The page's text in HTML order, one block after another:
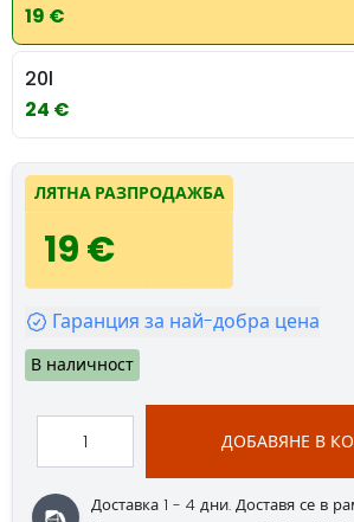
19 €
20l
24 €
ЛЯТНА РАЗПРОДАЖБА
19 €
Гаранция за най-добра цена
В наличност
ДОБАВЯНЕ В
Доставка 1 - 4 дни.Доставя се в